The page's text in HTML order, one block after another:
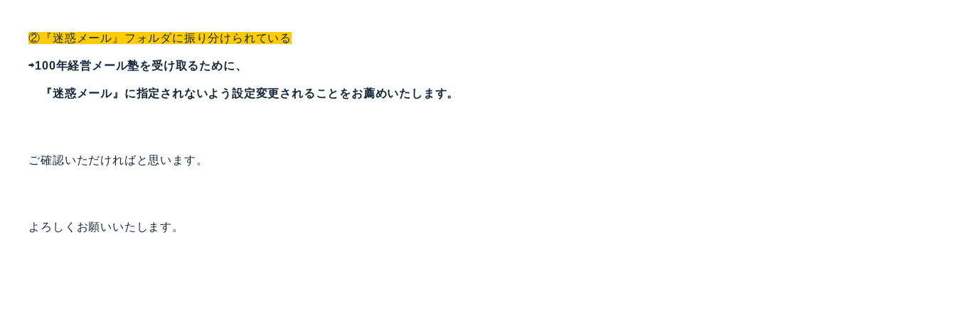
②『迷惑メール』フォルダに振り分けられている
⇨100年経営メール塾を受け取るために、
『迷惑メール』に指定されないよう設定変更されることをお薦めいたします。
ご確認いただければと思います。
よろしくお願いいたします。